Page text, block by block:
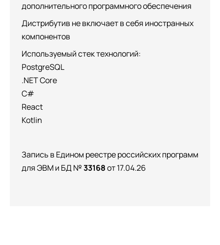
дополнительного программного обеспечения
Дистрибутив не включает в себя иностранных
компонентов
Используемый стек технологий:
PostgreSQL
.NET Core
C#
React
Kotlin
Запись в Едином реестре российских программ
для ЭВМ и БД №33168от 17.04.26